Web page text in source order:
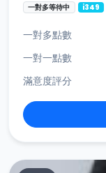
一對多等待中 i349
一對多點數
一對一點數
滿意度評分